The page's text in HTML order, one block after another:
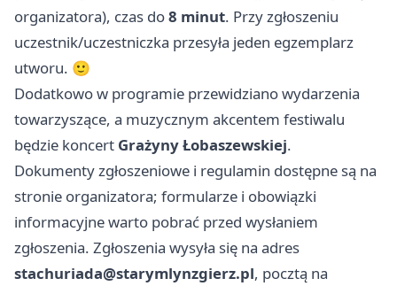
organizatora), czas do8 minut. Przy zgłoszeniu
uczestnik/uczestniczka przesyła jeden egzemplarz
utworu. 🙂
Dodatkowo w programie przewidziano wydarzenia
towarzyszące, a muzycznym akcentem festiwalu
będzie koncert Grażyny Łobaszewskiej.
Dokumenty zgłoszeniowe i regulamin dostępne są na
stronie organizatora; formularze i obowiązki
informacyjne warto pobrać przed wysłaniem
zgłoszenia. Zgłoszenia wysyła się na adres
stachuriada@starymlynzgierz.pl, pocztą na